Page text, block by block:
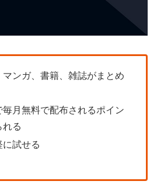
マンガ、書籍、雑誌がまとめ
月無料で配布されるポイン
れる
試せる